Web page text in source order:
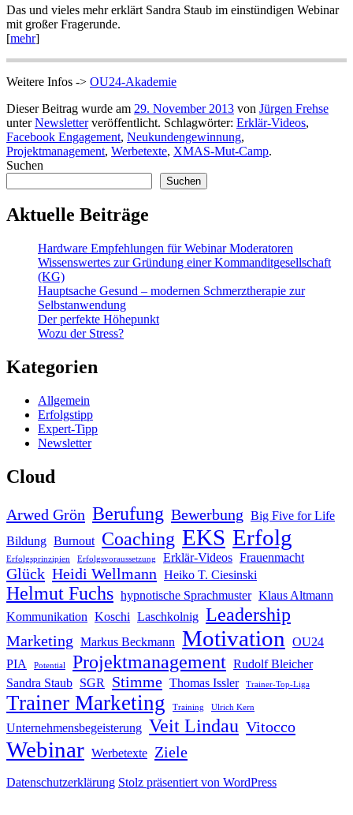
Das und vieles mehr erklärt Sandra Staub im einstündigen Webinar
mit großer Fragerunde.
[mehr]
Weitere Infos -> OU24-Akademie
Dieser Beitrag wurde am 29. November 2013 von Jürgen Frehse
unterNewsletterveröffentlicht. Schlagwörter: Erklär-Videos,
Facebook Engagement, Neukundengewinnung,
Projektmanagement, Werbetexte, XMAS-Mut-Camp.
Suchen
Suchen
Aktuelle Beiträge
Hardware Empfehlungen für Webinar Moderatoren
Wissenswertes zur Gründung einer Kommanditgesellschaft
(KG)
Hauptsache Gesund – modernen Schmerztherapie zur
Selbstanwendung
Der perfekte Höhepunkt
Wozu der Stress?
Kategorien
Allgemein
Erfolgstipp
Expert-Tipp
Newsletter
Cloud
Arwed Grön Berufung Bewerbung Big Five for Life
Bildung Burnout Coaching EKS Erfolg
Erfolgsprinzipien Erfolgsvoraussetzung Erklär-Videos Frauenmacht
Glück Heidi Wellmann Heiko T. Ciesinski
Helmut Fuchs hypnotische Sprachmuster Klaus Altmann
Kommunikation Koschi Laschkolnig Leadership
Marketing Markus Beckmann Motivation
OU24
PIA
Potential Projektmanagement Rudolf Bleicher
Sandra Staub SGR Stimme Thomas Issler Trainer-Top-Liga
Trainer Marketing Training Ulrich Kern
Unternehmensbegeisterung Veit Lindau Vitocco
Webinar Werbetexte Ziele
Datenschutzerklärung Stolz präsentiert von WordPress